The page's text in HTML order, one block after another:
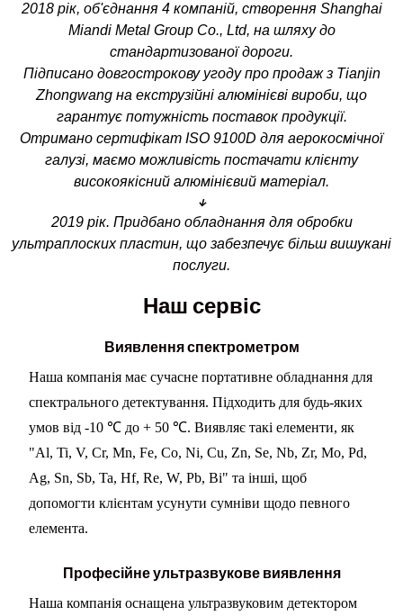
2018 рік, об'єднання 4 компаній, створення Shanghai
Miandi Metal Group Co., Ltd, на шляху до
стандартизованої дороги.
Підписано довгострокову угоду про продаж з Tianjin
Zhongwang на екструзійні алюмінієві вироби, що
гарантує потужність поставок продукції.
Отримано сертифікат ISO 9100D для аерокосмічної
галузі, маємо можливість постачати клієнту
високоякісний алюмінієвий матеріал.
↓
2019 рік. Придбано обладнання для обробки
ультраплоских пластин, що забезпечує більш вишукані
послуги.
Наш сервіс
Виявлення спектрометром
Наша компанія має сучасне портативне обладнання для
спектрального детектування. Підходить для будь-яких
умов від -10 ℃ до + 50 ℃. Виявляє такі елементи, як
"Al, Ti, V, Cr, Mn, Fe, Co, Ni, Cu, Zn, Se, Nb, Zr, Mo, Pd,
Ag, Sn, Sb, Ta, Hf, Re, W, Pb, Bi" та інші, щоб
допомогти клієнтам усунути сумніви щодо певного
елемента.
Професійне ультразвукове виявлення
Наша компанія оснащена ультразвуковим детектором